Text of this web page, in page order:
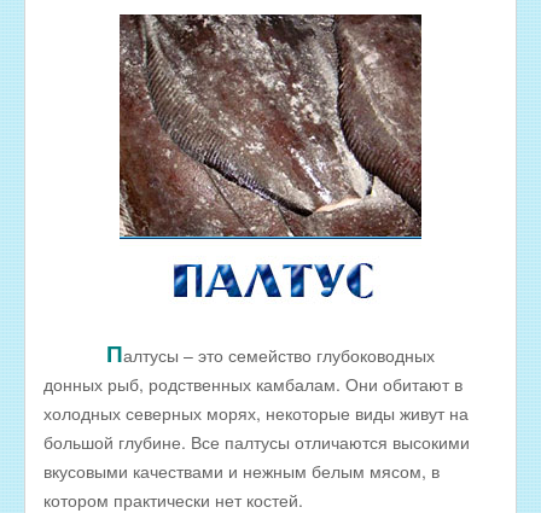
ЖИВАЯ РЫБА
МОРЕПРОДУКТЫ
СОЛЕНАЯ РЫБА
КОПЧЕНАЯ РЫБА
ВЯЛЕНАЯ РЫБА
РЫБНЫЕ СТЕЙКИ ОПТОМ
РЫБА ДЛЯ ЗАРЫБЛЕНИЯ ВОДОЕМА
ПРАЙС-ЛИСТЫ
ОПТОВИКАМ
Оптовые цены на РЫБНЫЕ КОНСЕРВЫ
Палтусы – это семейство глубоководных
донных рыб, родственных камбалам. Они обитают в
холодных северных морях, некоторые виды живут на
большой глубине. Все палтусы отличаются высокими
вкусовыми качествами и нежным белым мясом, в
котором практически нет костей.